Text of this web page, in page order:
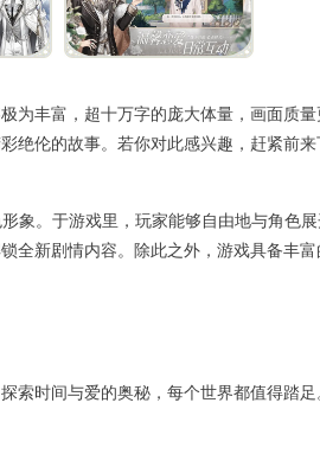
丰富，超十万字的庞大体量，画面质
绝伦的故事。若你对此感兴趣，赶紧前来
象。于游戏里，玩家能够自由地与角色
新剧情内容。除此之外，游戏具备丰
索时间与爱的奥秘，每个世界都值得踏足